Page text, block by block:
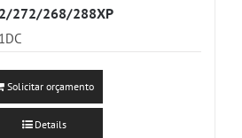
272/268/288XP
Solicitar orçamento
Details